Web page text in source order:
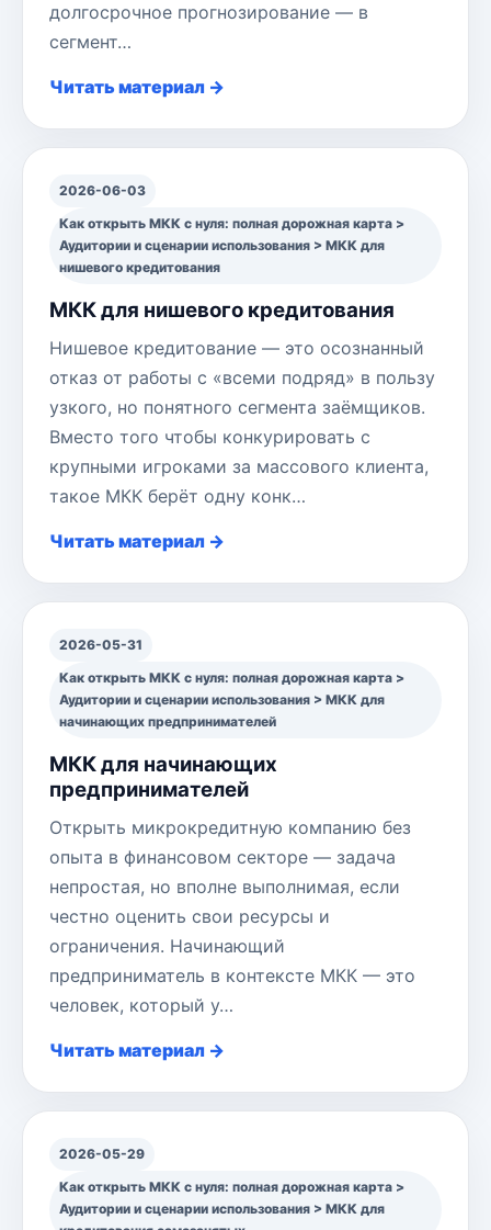
долгосрочное прогнозирование — в
сегмент…
Читать материал →
2026-06-03
Как открыть МКК с нуля: полная дорожная карта >
Аудитории и сценарии использования > МКК для
нишевого кредитования
МКК для нишевого кредитования
Нишевое кредитование — это осознанный
отказ от работы с «всеми подряд» в пользу
узкого, но понятного сегмента заёмщиков.
Вместо того чтобы конкурировать с
крупными игроками за массового клиента,
такое МКК берёт одну конк…
Читать материал →
2026-05-31
Как открыть МКК с нуля: полная дорожная карта >
Аудитории и сценарии использования > МКК для
начинающих предпринимателей
МКК для начинающих
предпринимателей
Открыть микрокредитную компанию без
опыта в финансовом секторе — задача
непростая, но вполне выполнимая, если
честно оценить свои ресурсы и
ограничения. Начинающий
предприниматель в контексте МКК — это
человек, который у…
Читать материал →
2026-05-29
Как открыть МКК с нуля: полная дорожная карта >
Аудитории и сценарии использования > МКК для